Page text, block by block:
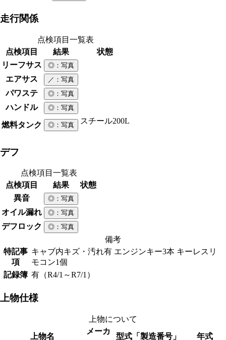
走行関係
点検項目一覧表
点検項目
結果
状態
リーフサス
◎ ：写真
エアサス ／ ：写真
パワステ ◎ ：写真
ハンドル ◎ ：写真
燃料タンク ◎ ：写真 スチール200L
デフ
点検項目一覧表
点検項目
結果
状態
異音
◎ ：写真
オイル漏れ ◎ ：写真
デフロック ◎ ：写真
備考
特記事
項
キャブ内キズ・汚れ有 エンジンキー3本 キーレスリ
モコン1個
記録簿 有（R4/1～R7/1）
上物仕様
上物について
上物名
メーカ
型式「製造番号」 年式